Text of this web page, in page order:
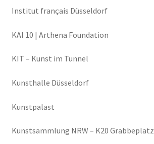
Institut français Düsseldorf
KAI 10 | Arthena Foundation
KIT – Kunst im Tunnel
Kunsthalle Düsseldorf
Kunstpalast
Kunstsammlung NRW – K20 Grabbeplatz